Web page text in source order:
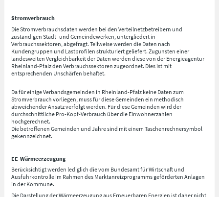
Stromverbrauch
Die Stromverbrauchsdaten werden bei den Verteilnetzbetreibern und
zuständigen Stadt- und Gemeindewerken, untergliedert in
Verbrauchssektoren, abgefragt. Teilweise werden die Daten nach
Kundengruppen und Lastprofilen strukturiert geliefert. Zugunsten einer
landesweiten Vergleichbarkeit der Daten werden diese von der Energieagentur
Rheinland-Pfalz den Verbrauchssektoren zugeordnet. Dies ist mit
entsprechenden Unschärfen behaftet.
Da für einige Verbandsgemeinden in Rheinland-Pfalz keine Daten zum
Stromverbrauch vorliegen, muss für diese Gemeinden ein methodisch
abweichender Ansatz verfolgt werden. Für diese Gemeinden wird der
durchschnittliche Pro-Kopf-Verbrauch über die Einwohnerzahlen
hochgerechnet.
Die betroffenen Gemeinden und Jahre sind mit einem Taschenrechnersymbol
gekennzeichnet.
EE-Wärmeerzeugung
Berücksichtigt werden lediglich die vom Bundesamt für Wirtschaft und
Ausfuhrkontrolle im Rahmen des Marktanreizprogramms geförderten Anlagen
in der Kommune.
Die Darstellung der Wärmeerzeugung aus Erneuerbaren Energien ist daher nicht